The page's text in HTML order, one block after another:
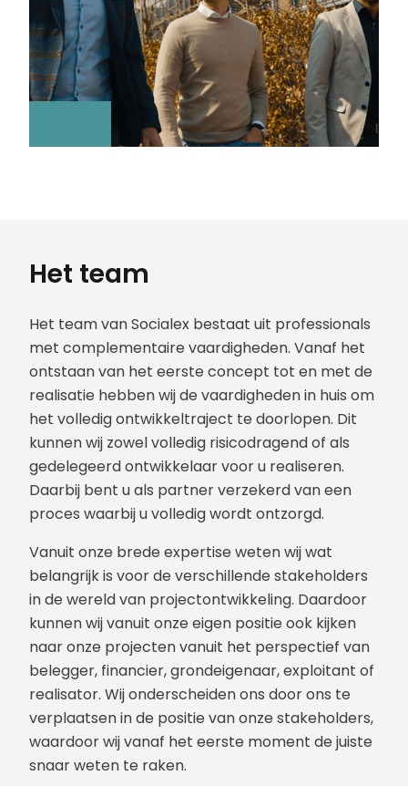
Het team
Het team van Socialex bestaat uit professionals
met complementaire vaardigheden. Vanaf het
ontstaan van het eerste concept tot en met de
realisatie hebben wij de vaardigheden in huis om
het volledig ontwikkeltraject te doorlopen. Dit
kunnen wij zowel volledig risicodragend of als
gedelegeerd ontwikkelaar voor u realiseren.
Daarbij bent u als partner verzekerd van een
proces waarbij u volledig wordt ontzorgd.
Vanuit onze brede expertise weten wij wat
belangrijk is voor de verschillende stakeholders
in de wereld van projectontwikkeling. Daardoor
kunnen wij vanuit onze eigen positie ook kijken
naar onze projecten vanuit het perspectief van
belegger, financier, grondeigenaar, exploitant of
realisator. Wij onderscheiden ons door ons te
verplaatsen in de positie van onze stakeholders,
waardoor wij vanaf het eerste moment de juiste
snaar weten te raken.